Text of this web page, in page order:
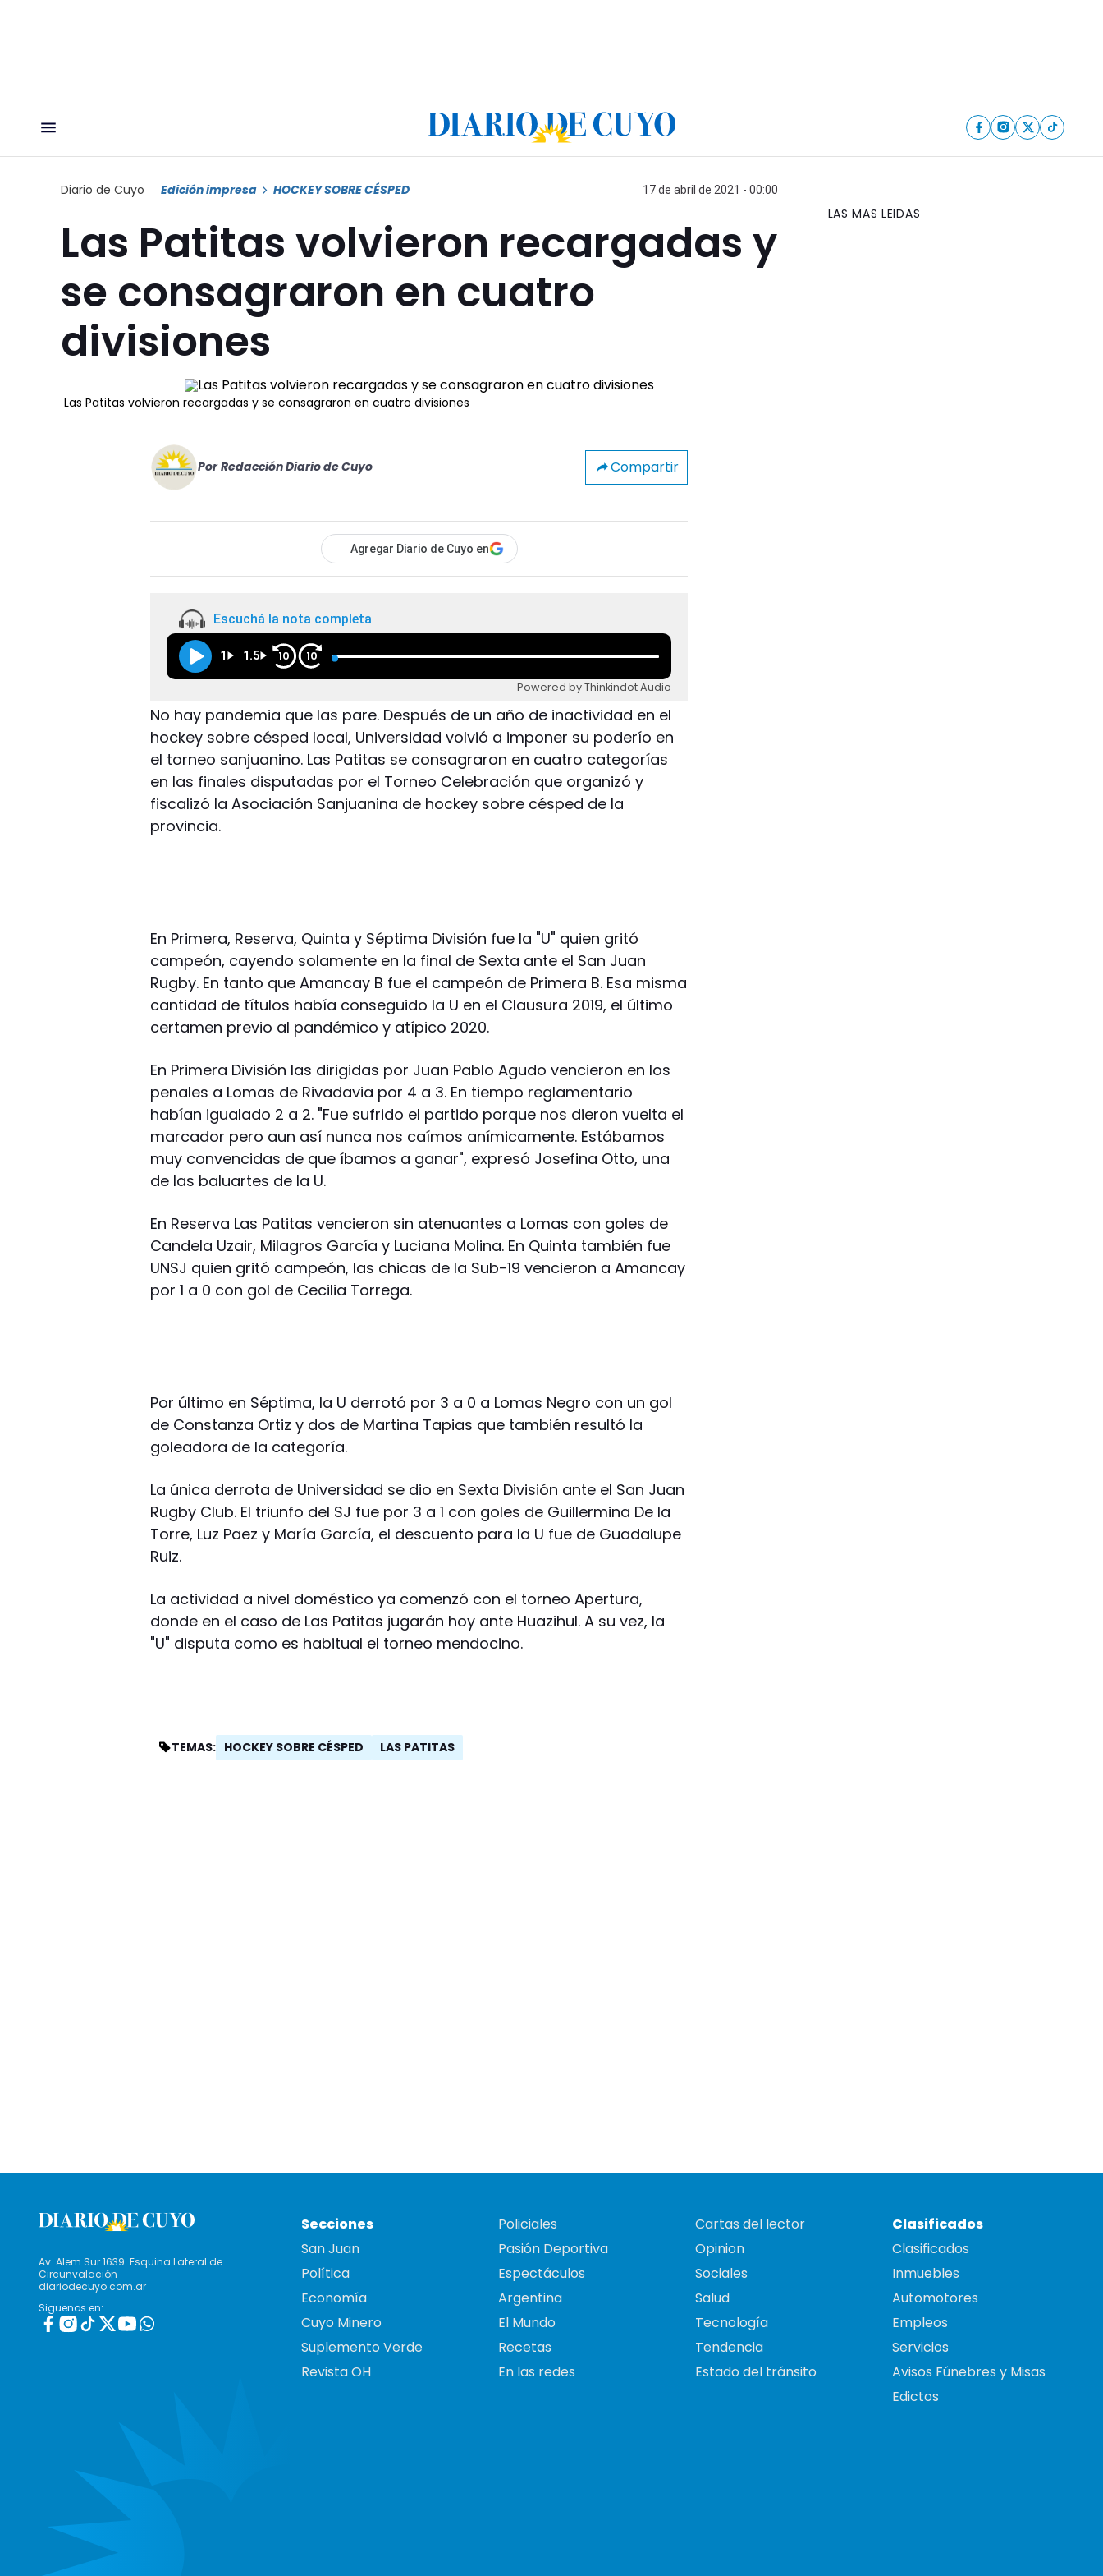
Diario de Cuyo Edición impresa HOCKEY SOBRE CÉSPED 17 de abril de 2021 - 00:00
Las Patitas volvieron recargadas y
se consagraron en cuatro
divisiones
Las Patitas volvieron recargadas y se consagraron en cuatro divisiones
Por Redacción Diario de Cuyo Compartir
Agregar Diario de Cuyo en
Escuchá la nota completa
1 1.5 10 10
Powered by Thinkindot Audio
No hay pandemia que las pare. Después de un año de inactividad en el
hockey sobre césped local, Universidad volvió a imponer su poderío en
el torneo sanjuanino. Las Patitas se consagraron en cuatro categorías
en las finales disputadas por el Torneo Celebración que organizó y
fiscalizó la Asociación Sanjuanina de hockey sobre césped de la
provincia.
En Primera, Reserva, Quinta y Séptima División fue la "U" quien gritó
campeón, cayendo solamente en la final de Sexta ante el San Juan
Rugby. En tanto que Amancay B fue el campeón de Primera B. Esa misma
cantidad de títulos había conseguido la U en el Clausura 2019, el último
certamen previo al pandémico y atípico 2020.
En Primera División las dirigidas por Juan Pablo Agudo vencieron en los
penales a Lomas de Rivadavia por 4 a 3. En tiempo reglamentario
habían igualado 2 a 2. "Fue sufrido el partido porque nos dieron vuelta el
marcador pero aun así nunca nos caímos anímicamente. Estábamos
muy convencidas de que íbamos a ganar", expresó Josefina Otto, una
de las baluartes de la U.
En Reserva Las Patitas vencieron sin atenuantes a Lomas con goles de
Candela Uzair, Milagros García y Luciana Molina. En Quinta también fue
UNSJ quien gritó campeón, las chicas de la Sub-19 vencieron a Amancay
por 1 a 0 con gol de Cecilia Torrega.
Por último en Séptima, la U derrotó por 3 a 0 a Lomas Negro con un gol
de Constanza Ortiz y dos de Martina Tapias que también resultó la
goleadora de la categoría.
La única derrota de Universidad se dio en Sexta División ante el San Juan
Rugby Club. El triunfo del SJ fue por 3 a 1 con goles de Guillermina De la
Torre, Luz Paez y María García, el descuento para la U fue de Guadalupe
Ruiz.
La actividad a nivel doméstico ya comenzó con el torneo Apertura,
donde en el caso de Las Patitas jugarán hoy ante Huazihul. A su vez, la
"U" disputa como es habitual el torneo mendocino.
TEMAS: HOCKEY SOBRE CÉSPED LAS PATITAS
LAS MAS LEIDAS
Av. Alem Sur 1639. Esquina Lateral de
Circunvalación
diariodecuyo.com.ar
Siguenos en:
Secciones
San Juan
Política
Economía
Cuyo Minero
Suplemento Verde
Revista OH
Policiales
Pasión Deportiva
Espectáculos
Argentina
El Mundo
Recetas
En las redes
Cartas del lector
Opinion
Sociales
Salud
Tecnología
Tendencia
Estado del tránsito
Clasificados
Clasificados
Inmuebles
Automotores
Empleos
Servicios
Avisos Fúnebres y Misas
Edictos